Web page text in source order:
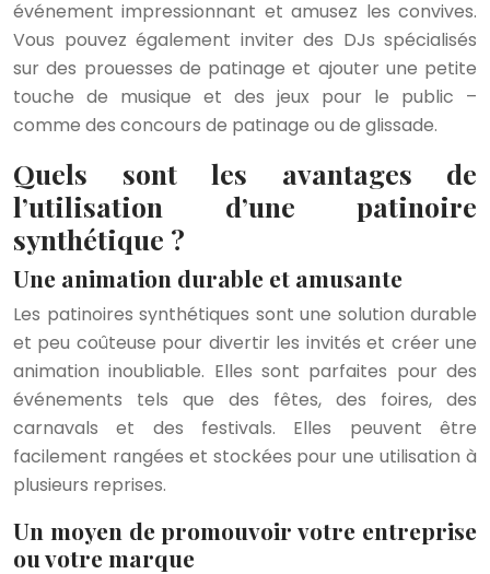
événement impressionnant et amusez les convives.
Vous pouvez également inviter des DJs spécialisés
sur des prouesses de patinage et ajouter une petite
touche de musique et des jeux pour le public –
comme des concours de patinage ou de glissade.
Quels sont les avantages de
l’utilisation d’une patinoire
synthétique ?
Une animation durable et amusante
Les patinoires synthétiques sont une solution durable
et peu coûteuse pour divertir les invités et créer une
animation inoubliable. Elles sont parfaites pour des
événements tels que des fêtes, des foires, des
carnavals et des festivals. Elles peuvent être
facilement rangées et stockées pour une utilisation à
plusieurs reprises.
Un moyen de promouvoir votre entreprise
ou votre marque